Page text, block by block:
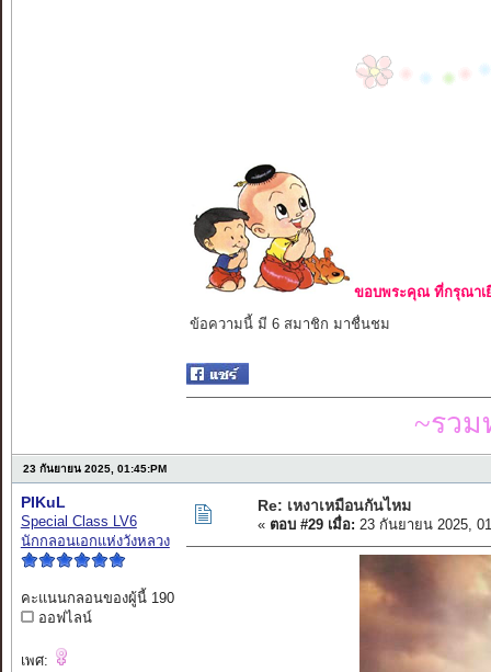
ขอบพระคุณ ที่กรุณาเ
ข้อความนี้ มี 6 สมาชิก มาชื่นชม
~รว
23 กันยายน 2025, 01:45:PM
PIKuL
Special Class LV6
นักกลอนเอกแห่งวังหลวง
คะแนนกลอนของผู้นี้ 190
ออฟไลน์
เพศ:
Re: เหงาเหมือนกันไหม
« ตอบ #29 เมื่อ: 23 กันยายน 2025,